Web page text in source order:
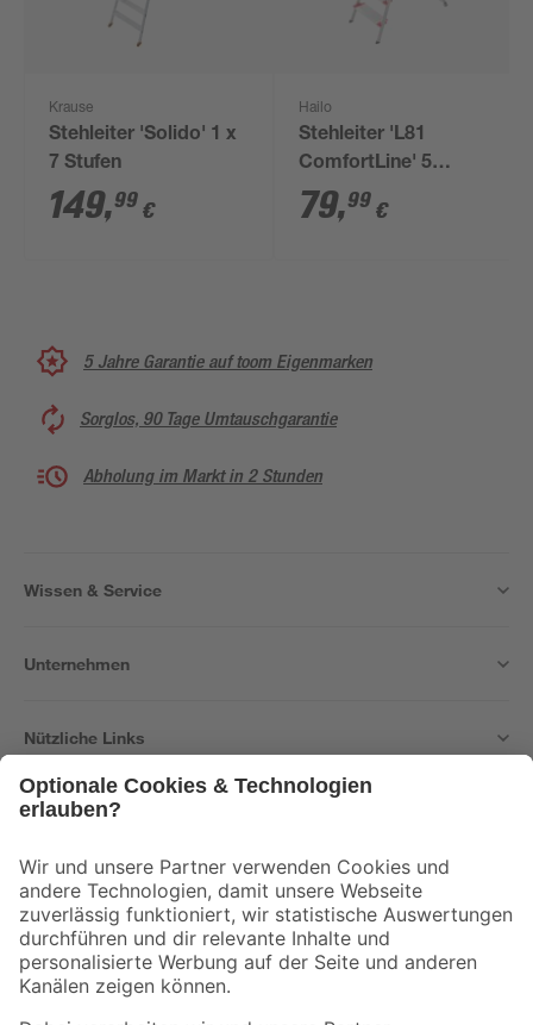
Krause
Stehleiter 'Solido' 1 x
7 Stufen
149,99 €
Hailo
Stehleiter 'L81
ComfortLine' 5
Stufen, silbern 1,07 m
79,99 €
5 Jahre Garantie auf toom Eigenmarken
Sorglos, 90 Tage Umtauschgarantie
Abholung im Markt in 2 Stunden
Wissen & Service
Unternehmen
Nützliche Links
Der toom Newsletter: Keine Angebote und Aktionen mehr verpassen!
Zur Newsletter Anmeldung
Folge uns